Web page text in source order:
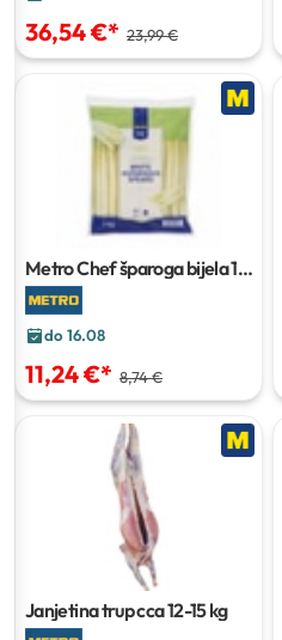
36,54 €* 23,99 €
Metro Chef šparoga bijela1
kg
do 16.08
11,24 €* 8,74 €
Janjetina trupcca 12-15 kg